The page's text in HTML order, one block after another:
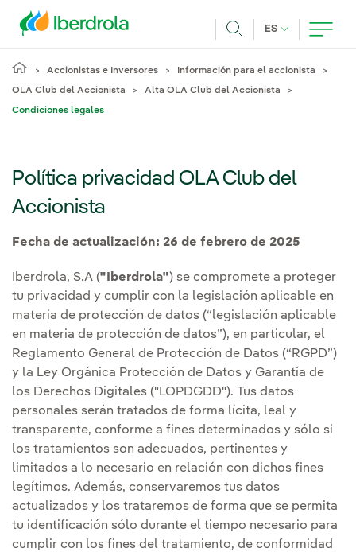
ES IDIOMA
Accionistas e Inversores Información para el accionista
OLA Club del Accionista Alta OLA Club del Accionista
Condiciones legales
Política privacidad OLA Club del
Accionista
Fecha de actualización: 26 de febrero de 2025
Iberdrola, S.A ("Iberdrola") se compromete a proteger
tu privacidad y cumplir con la legislación aplicable en
materia de protección de datos (“legislación aplicable
en materia de protección de datos”), en particular, el
Reglamento General de Protección de Datos (“RGPD”)
y la Ley Orgánica Protección de Datos y Garantía de
los Derechos Digitales ("LOPDGDD"). Tus datos
personales serán tratados de forma lícita, leal y
transparente, conforme a fines determinados y sólo si
los tratamientos son adecuados, pertinentes y
limitados a lo necesario en relación con dichos fines
legítimos. Además, conservaremos tus datos
actualizados y los trataremos de forma que se permita
tu identificación sólo durante el tiempo necesario para
cumplir con los fines del tratamiento, de conformidad